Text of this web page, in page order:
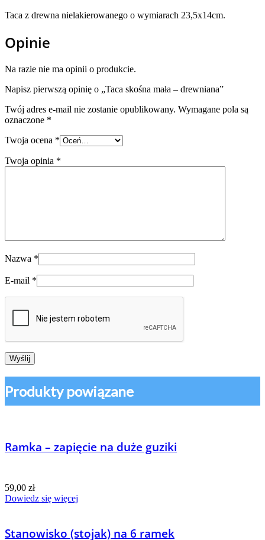
Taca z drewna nielakierowanego o wymiarach 23,5x14cm.
Opinie
Na razie nie ma opinii o produkcie.
Napisz pierwszą opinię o „Taca skośna mała – drewniana”
Twój adres e-mail nie zostanie opublikowany. Wymagane pola są
oznaczone *
Twoja ocena *
Twoja opinia *
Nazwa *
E-mail *
Produkty powiązane
Ramka – zapięcie na duże guziki
59,00 zł
Dowiedz się więcej
Stanowisko (stojak) na 6 ramek